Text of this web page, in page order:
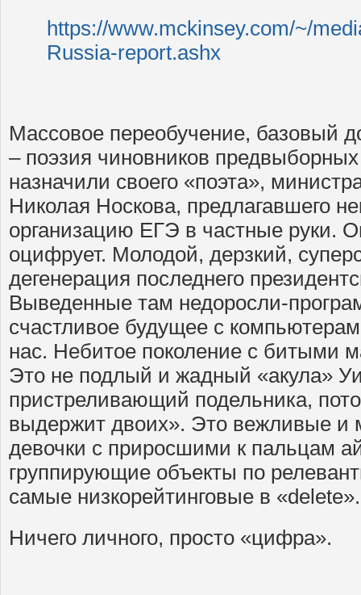
https://www.mckinsey.com/~/
Russia-report.ashx
Массовое переобучение, базовый
– поэзия чиновников
назначили своего «поэта»,
Николая Носкова, предлагавшего
организацию ЕГЭ в частные руки.
оцифрует. Молодой, дерзкий,
дегенерация последнего
Выведенные там недоросли-
счастливое будущее с
нас. Небитое поколение с битыми
Это не подлый и жадный «акула»
пристреливающий подельника,
выдержит двоих». Это вежливые и
девочки с приросшими к пальцам
группирующие объекты по
самые низкорейтинговые в «delete».
Ничего личного, просто «цифра».